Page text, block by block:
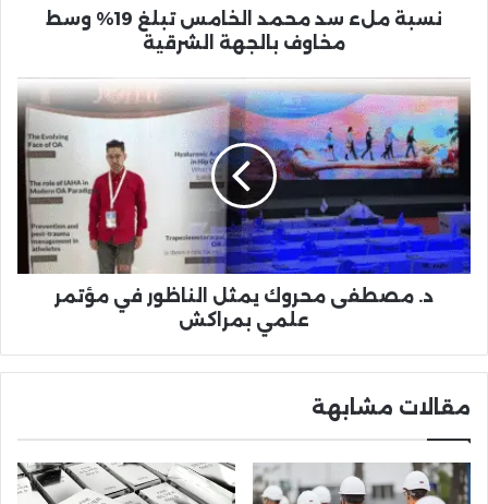
بالجهة
نسبة ملء سد محمد الخامس تبلغ 19% وسط
مخاوف بالجهة الشرقية
د.
مصطفى
محروك
يمثل
الناظور
في
مؤتمر
علمي
بمراكش
د. مصطفى محروك يمثل الناظور في مؤتمر
علمي بمراكش
مقالات مشابهة